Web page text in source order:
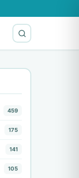
459
175
141
105